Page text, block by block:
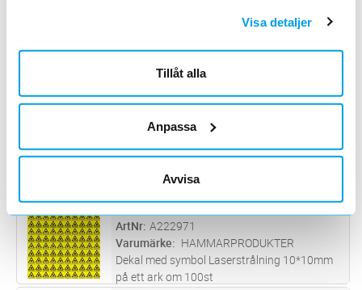
Visa detaljer
Tillåt alla
Anpassa
Avvisa
alternativ matningsmöjlighet.
DEKAL ALLMÄN ELFARA 25X25MM
ArtNr 0668271
Dekal Allmän Elfara (25mm). Gul med svart
symbol, självhäftande. Ark med 10 st
Lägg i kundvagn
DEKAL HÖGSPÄNNING 210X50MM
0668615
Varumärke HAMMARPRODUKTER
självhäftande. Lämplig att klistra på kablar
och kabelstegar.
ST Lägg i kundvagn
ArtNr A222971
Varumärke
HAMMARPRODUKTER
Dekal med symbol Laserstrålning 10*10mm
på ett ark om 100st